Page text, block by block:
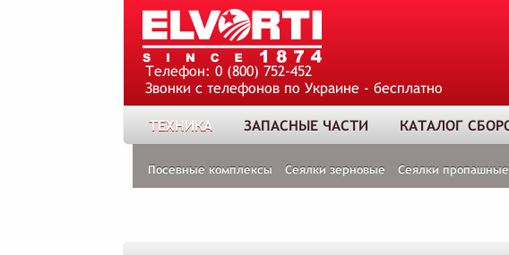
Телефон: 0 (800) 752-452
Звонки с телефонов по Украине - бесплатно
ТЕХНИКА ЗАПАСНЫЕ ЧАСТИ КАТАЛОГ
Посевные комплексы Сеялки зерновые Сеялки пропашные